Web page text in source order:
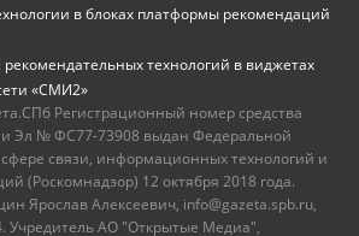
в блоках платформы рекомендаций
технологий в виджетах
«СМИ2»
Регистрационный номер средства
Эл № ФС77-73908 выдан Федеральной
связи, информационных технологий и
(Роскомнадзор) 12 октября 2018 года.
Ярослав Алексеевич, info@gazeta.spb.ru,
Учредитель АО "Открытые Медиа",